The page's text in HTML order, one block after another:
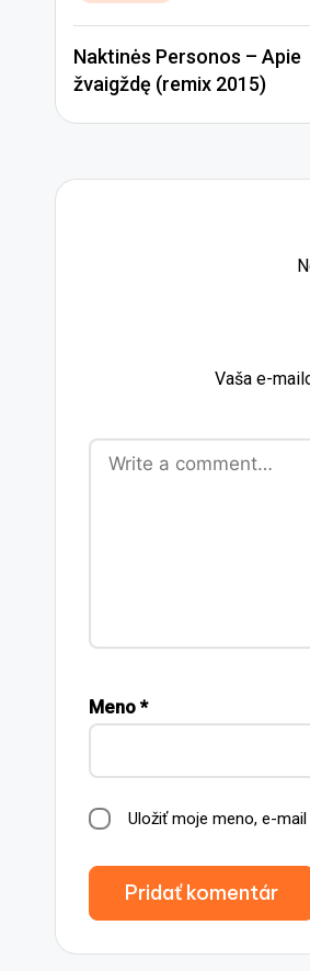
Naktinės Personos – Apie
žvaigždę (remix 2015)
Vaša e-
Meno *
Uložiť moje meno, e-